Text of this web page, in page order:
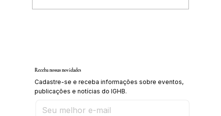
Receba nossas novidades
Cadastre-se e receba informações sobre eventos,
publicações e notícias do IGHB.